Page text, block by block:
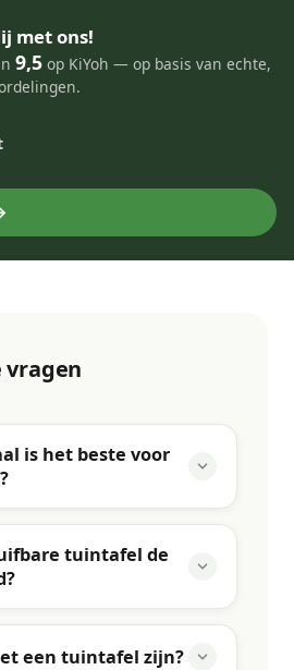
met ons!
9,5 op KiYoh — op basis van echte,
vragen
is het beste voor
tuintafel de
een tuintafel zijn?